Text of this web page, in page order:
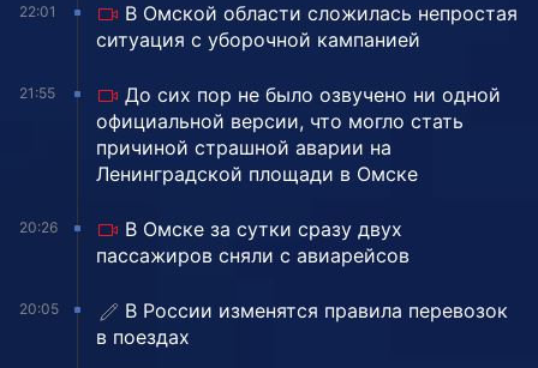
22:01
В Омской области сложилась непростая
ситуация с уборочной кампанией
21:55
До сих пор не было озвучено ни одной
официальной версии, что могло стать
причиной страшной аварии на
Ленинградской площади в Омске
20:26
В Омске за сутки сразу двух
пассажиров сняли с авиарейсов
20:05
В России изменятся правила перевозок
в поездах